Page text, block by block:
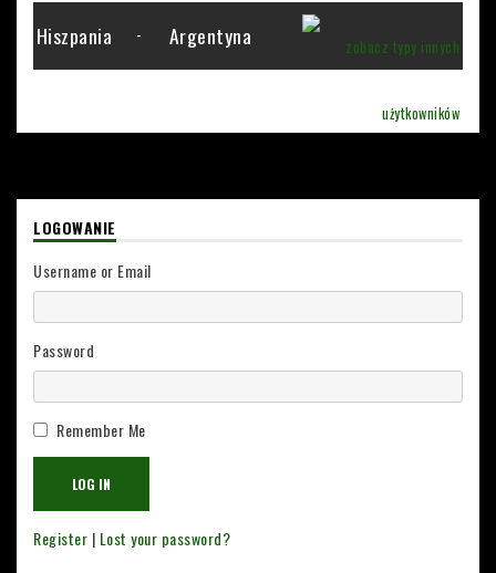
Hiszpania - Argentyna
LOGOWANIE
Username or Email
Password
Remember Me
Register | Lost your password?